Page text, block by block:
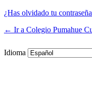
¿Has olvidado tu
← Ir a Colegio Pumahue
Idioma